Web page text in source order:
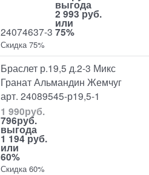
24074637-3
выгода
2 993 руб.
или
75%
Скидка 75%
Браслет р.19,5 д.2-3 Микс
Гранат Альмандин Жемчуг
арт. 24089545-р19,5-1
1 990руб.
796руб.
выгода
1 194 руб.
или
60%
Скидка 60%